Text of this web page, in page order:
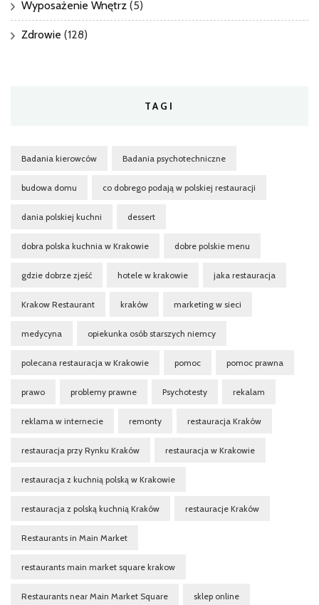
Wyposażenie Wnętrz (5)
Zdrowie (128)
TAGI
Badania kierowców Badania psychotechniczne
budowa domu co dobrego podają w polskiej restauracji
dania polskiej kuchni dessert
dobra polska kuchnia w Krakowie dobre polskie menu
gdzie dobrze zjeść hotele w krakowie jaka restauracja
Krakow Restaurant kraków marketing w sieci
medycyna opiekunka osób starszych niemcy
polecana restauracja w Krakowie pomoc pomoc prawna
prawo problemy prawne Psychotesty rekalam
reklama w internecie remonty restauracja Kraków
restauracja przy Rynku Kraków restauracja w Krakowie
restauracja z kuchnią polską w Krakowie
restauracja z polską kuchnią Kraków restauracje Kraków
Restaurants in Main Market
restaurants main market square krakow
Restaurants near Main Market Square sklep online